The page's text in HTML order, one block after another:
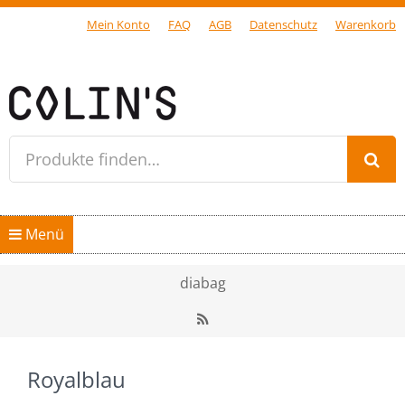
Mein Konto FAQ AGB Datenschutz Warenkorb
Gersfeld Rhön
Produkte finden…
Springe zum Inhalt
Menü
Home
Kollektion “diabag”
diabag
RSS
Royalblau